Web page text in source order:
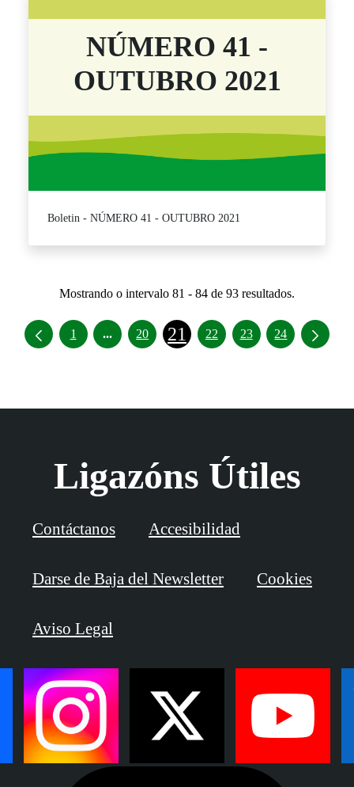
NÚMERO 41 -
OUTUBRO 2021
Boletin - NÚMERO 41 - OUTUBRO 2021
Mostrando o intervalo 81 - 84 de 93 resultados.
1 ... Intermediate Pages Use TAB to navigate.
20 21 22 23 24
Ligazóns Útiles
Contáctanos Accesibilidad
Darse de Baja del Newsletter Cookies
Aviso Legal